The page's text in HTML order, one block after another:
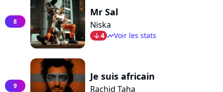
8
Mr Sal
Niska
arrow_bot4 timelineVoir les stats
9
Je suis africain
Rachid Taha